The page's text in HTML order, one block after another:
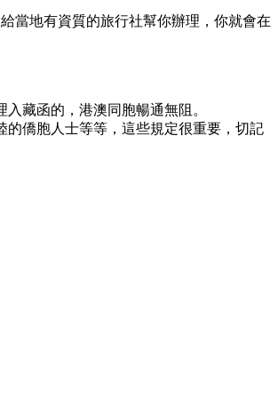
當地有資質的旅行社幫你辦理，你就會在
藏函的，港澳同胞暢通無阻。
僑胞人士等等，這些規定很重要，切記